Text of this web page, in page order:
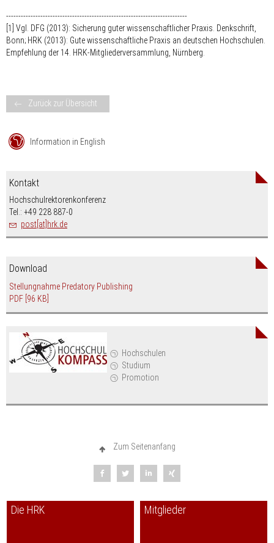
--------------------------------------------------------------------------
[1] Vgl. DFG (2013): Sicherung guter wissenschaftlicher Praxis. Denkschrift,
Bonn; HRK (2013): Gute wissenschaftliche Praxis an deutschen Hochschulen.
Empfehlung der 14. HRK-Mitgliederversammlung, Nürnberg.
Zurück zur Übersicht
Hochschulen
Studium
Promotion
Information in English
Kontakt
Hochschulrektorenkonferenz
Tel.: +49 228 887-0
post[at]hrk.de
Download
Stellungnahme Predatory Publishing
PDF [96 KB]
Zum Seitenanfang
Die HRK Mitglieder